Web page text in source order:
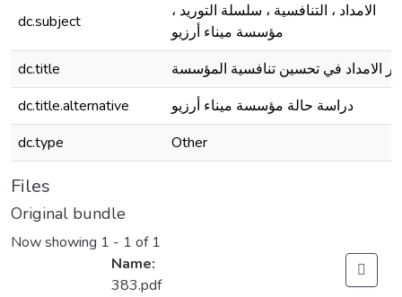
dc.subject
الامداد ، التنافسية ، سلسلة التوريد ،
مؤسسة ميناء أرزيو
dc.title
الامداد في تحسين تنافسية المؤسسة
dc.title.alternative
دراسة حالة مؤسسة ميناء أرزيو
dc.type
Other
Files
Original bundle
Now showing 1 - 1 of 1
Name:
383.pdf